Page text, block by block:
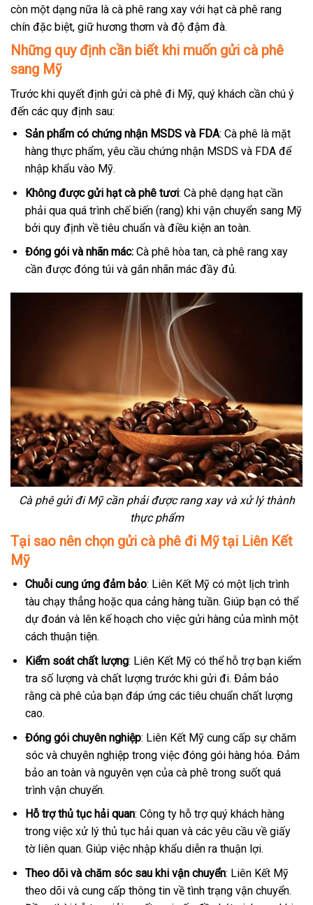
còn một dạng nữa là cà phê rang xay với hạt cà phê rang
chín đặc biệt, giữ hương thơm và độ đậm đà.
Những quy định cần biết khi muốn gửi cà phê
sang Mỹ
Trước khi quyết định gửi cà phê đi Mỹ, quý khách cần chú ý
đến các quy định sau:
Sản phẩm có chứng nhận MSDS và FDA: Cà phê là mặt
hàng thực phẩm, yêu cầu chứng nhận MSDS và FDA để
nhập khẩu vào Mỹ.
Không được gửi hạt cà phê tươi: Cà phê dạng hạt cần
phải qua quá trình chế biến (rang) khi vận chuyển sang Mỹ
bởi quy định về tiêu chuẩn và điều kiện an toàn.
Đóng gói và nhãn mác:Cà phê hòa tan, cà phê rang xay
cần được đóng túi và gắn nhãn mác đầy đủ.
Cà phê gửi đi Mỹ cần phải được rang xay và xử lý thành
thực phẩm
Tại sao nên chọn gửi cà phê đi Mỹ tại Liên Kết
Mỹ
Chuỗi cung ứng đảm bảo: Liên Kết Mỹ có một lịch trình
tàu chạy thẳng hoặc qua cảng hàng tuần. Giúp bạn có thể
dự đoán và lên kế hoạch cho việc gửi hàng của mình một
cách thuận tiện.
Kiểm soát chất lượng: Liên Kết Mỹ có thể hỗ trợ bạn kiểm
tra số lượng và chất lượng trước khi gửi đi. Đảm bảo
rằng cà phê của bạn đáp ứng các tiêu chuẩn chất lượng
cao.
Đóng gói chuyên nghiệp: Liên Kết Mỹ cung cấp sự chăm
sóc và chuyên nghiệp trong việc đóng gói hàng hóa. Đảm
bảo an toàn và nguyên vẹn của cà phê trong suốt quá
trình vận chuyển.
Hỗ trợ thủ tục hải quan: Công ty hỗ trợ quý khách hàng
trong việc xử lý thủ tục hải quan và các yêu cầu về giấy
tờ liên quan. Giúp việc nhập khẩu diễn ra thuận lợi.
Theo dõi và chăm sóc sau khi vận chuyển: Liên Kết Mỹ
theo dõi và cung cấp thông tin về tình trạng vận chuyển.